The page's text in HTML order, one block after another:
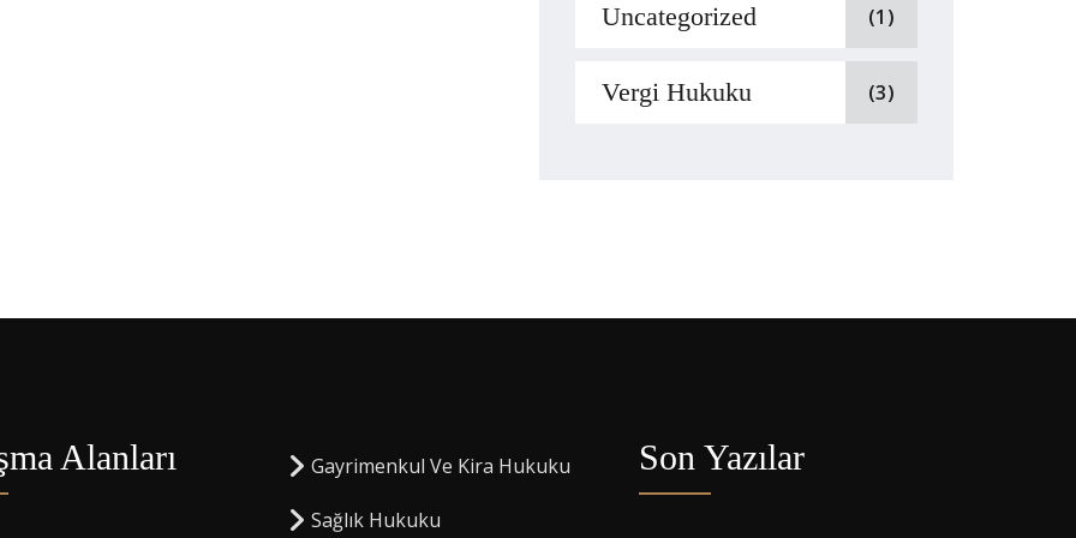
Uncategorized (1)
Vergi Hukuku (3)
Alanları Gayrimenkul Ve Kira Hukuku
Sağlık Hukuku
Son Yazılar